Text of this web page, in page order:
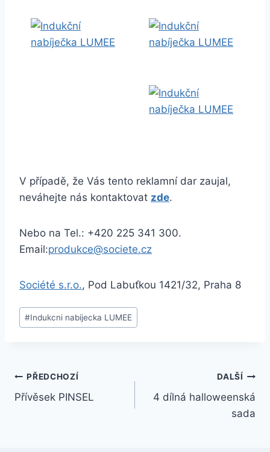
V případě, že Vás tento reklamní dar zaujal,
neváhejte nás kontaktovat zde.
Nebo na Tel.: +420 225 341 300.
Email:produkce@societe.cz
Société s.r.o., Pod Labuťkou 1421/32, Praha 8
#Indukcni nabijecka LUMEE
PŘEDCHOZÍ
Přívěsek PINSEL
DALŠÍ
4 dílná halloweenská
sada